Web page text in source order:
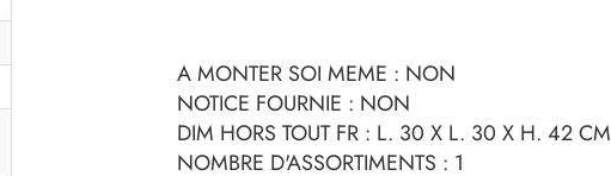
A MONTER SOI MEME : NON
NOTICE FOURNIE : NON
DIM HORS TOUT FR : L. 30 X L. 30 X H. 42 CM
NOMBRE D'ASSORTIMENTS : 1